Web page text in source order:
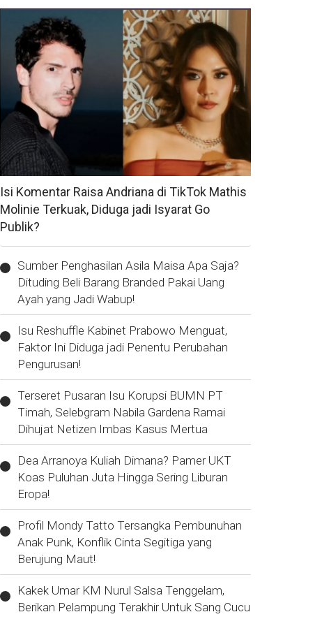
Isi Komentar Raisa Andriana di TikTok Mathis
Molinie Terkuak, Diduga jadi Isyarat Go
Publik?
Sumber Penghasilan Asila Maisa Apa Saja?
Dituding Beli Barang Branded Pakai Uang
Ayah yang Jadi Wabup!
Isu Reshuffle Kabinet Prabowo Menguat,
Faktor Ini Diduga jadi Penentu Perubahan
Pengurusan!
Terseret Pusaran Isu Korupsi BUMN PT
Timah, Selebgram Nabila Gardena Ramai
Dihujat Netizen Imbas Kasus Mertua
Dea Arranoya Kuliah Dimana? Pamer UKT
Koas Puluhan Juta Hingga Sering Liburan
Eropa!
Profil Mondy Tatto Tersangka Pembunuhan
Anak Punk, Konflik Cinta Segitiga yang
Berujung Maut!
Kakek Umar KM Nurul Salsa Tenggelam,
Berikan Pelampung Terakhir Untuk Sang Cucu